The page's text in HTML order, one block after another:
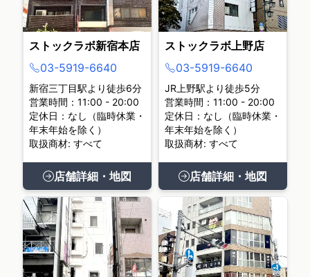
ストックラボ新宿本店
03-5919-6640
新宿三丁目駅より徒歩6分
営業時間：11:00 - 20:00
定休日：なし（臨時休業・
年末年始を除く）
取扱商材: すべて
店舗詳細・地図
ストックラボ上野店
03-5919-6640
JR上野駅より徒歩5分
営業時間：11:00 - 20:00
定休日：なし（臨時休業・
年末年始を除く）
取扱商材: すべて
店舗詳細・地図